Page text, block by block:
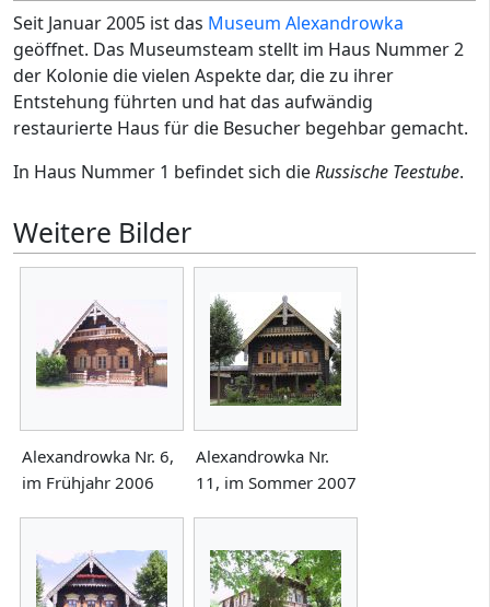
Seit Januar 2005 ist das Museum Alexandrowka
geöffnet. Das Museumsteam stellt im Haus Nummer 2
der Kolonie die vielen Aspekte dar, die zu ihrer
Entstehung führten und hat das aufwändig
restaurierte Haus für die Besucher begehbar gemacht.
In Haus Nummer 1 befindet sich dieRussische Teestube.
Weitere Bilder
Alexandrowka Nr. 6,
im Frühjahr 2006
Alexandrowka Nr.
11, im Sommer 2007